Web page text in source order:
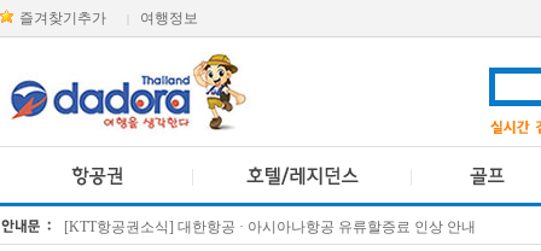
즐겨찾기추가 여행정보
[KTT항공권소식] 대한항공 · 아시아나항공 유류할증료 인상 안내